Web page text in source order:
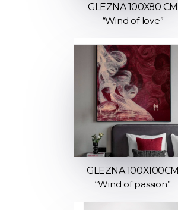
GLEZNA 100X80 CM
“Wind of love”
GLEZNA 100Х100СМ
“Wind of passion”